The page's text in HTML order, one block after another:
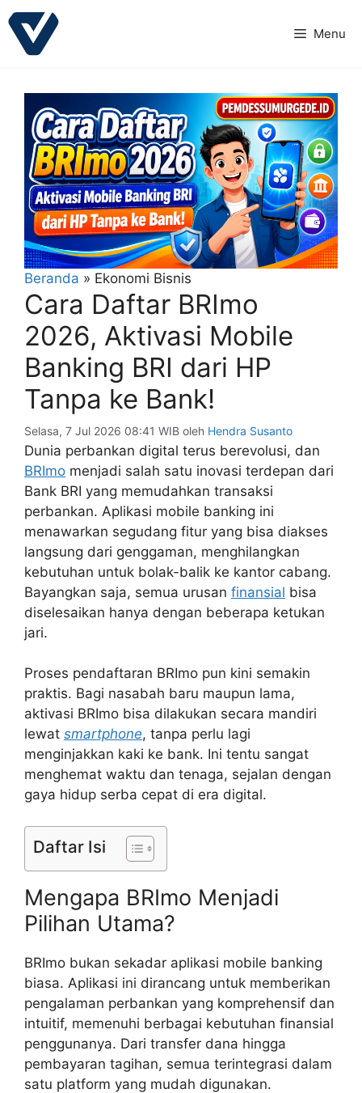
Langsung
ke
Menu
Beranda » Ekonomi Bisnis
Cara Daftar BRImo
2026, Aktivasi Mobile
Banking BRI dari HP
Tanpa ke Bank!
Selasa, 7 Jul 2026 08:41 WIB oleh Hendra Susanto
Dunia perbankan digital terus berevolusi, dan
BRImo menjadi salah satu inovasi terdepan dari
Bank BRI yang memudahkan transaksi
perbankan. Aplikasi mobile banking ini
menawarkan segudang fitur yang bisa diakses
langsung dari genggaman, menghilangkan
kebutuhan untuk bolak-balik ke kantor cabang.
Bayangkan saja, semua urusan finansial bisa
diselesaikan hanya dengan beberapa ketukan
jari.
Proses pendaftaran BRImo pun kini semakin
praktis. Bagi nasabah baru maupun lama,
aktivasi BRImo bisa dilakukan secara mandiri
lewat smartphone, tanpa perlu lagi
menginjakkan kaki ke bank. Ini tentu sangat
menghemat waktu dan tenaga, sejalan dengan
gaya hidup serba cepat di era digital.
Daftar Isi
Mengapa BRImo Menjadi
Pilihan Utama?
BRImo bukan sekadar aplikasi mobile banking
biasa. Aplikasi ini dirancang untuk memberikan
pengalaman perbankan yang komprehensif dan
intuitif, memenuhi berbagai kebutuhan finansial
penggunanya. Dari transfer dana hingga
pembayaran tagihan, semua terintegrasi dalam
satu platform yang mudah digunakan.